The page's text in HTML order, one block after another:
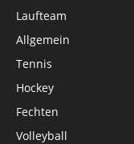
Laufteam
Allgemein
Tennis
Hockey
Fechten
Volleyball